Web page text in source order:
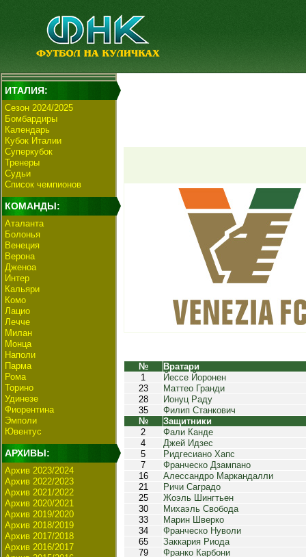
ИТАЛИЯ:
Сезон 2024/2025
Бомбардиры
Календарь
Кубок Италии
Суперкубок
Тренеры
Судьи
Список чемпионов
КОМАНДЫ:
Аталанта
Болонья
Венеция
Верона
Дженоа
Интер
Кальяри
Комо
Лацио
Лечче
Милан
Монца
Наполи
Парма
Рома
Торино
Удинезе
Фиорентина
Эмполи
Ювентус
АРХИВЫ:
Архив 2023/2024
Архив 2022/2023
Архив 2021/2022
Архив 2020/2021
Архив 2019/2020
Архив 2018/2019
Архив 2017/2018
Архив 2016/2017
№
Вратари
1
Йессе Йоронен
23
Маттео Гранди
28
Ионуц Раду
35
Филип Станкович
№
Защитники
2
Фали Канде
4
Джей Идзес
5
Ридгесиано Хапс
7
Франческо Дзампано
16
Алессандро Маркандалли
21
Ричи Саградо
25
Жоэль Шингтьен
30
Михаэль Свобода
33
Марин Шверко
34
Франческо Нуволи
65
Заккария Риода
79
Франко Карбони